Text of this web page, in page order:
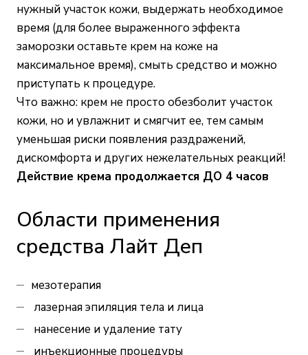
нужный участок кожи, выдержать необходимое
время (для более выраженного эффекта
заморозки оставьте крем на коже на
максимальное время), смыть средство и можно
приступать к процедуре.
Что важно: крем не просто обезболит участок
кожи, но и увлажнит и смягчит ее, тем самым
уменьшая риски появления раздражений,
дискомфорта и других нежелательных реакций!
Действие крема продолжается ДО 4 часов
Области применения
средства Лайт Деп
мезотерапия
лазерная эпиляция тела и лица
нанесение и удаление тату
инъекционные процедуры